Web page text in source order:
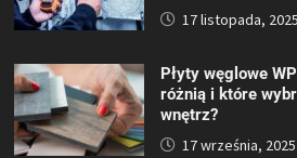
17 listopada, 2025
Płyty węglowe
różnią i które
wnętrz?
17 września, 2025